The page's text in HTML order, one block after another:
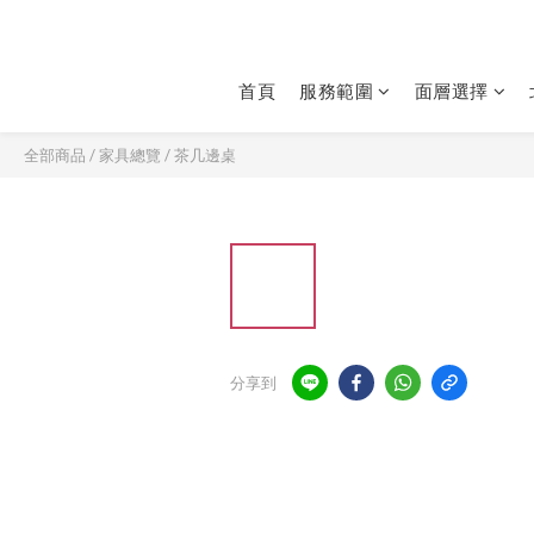
首頁 服務範圍 面層選擇
全部商品 /家具總覽 /茶几邊桌
分享到